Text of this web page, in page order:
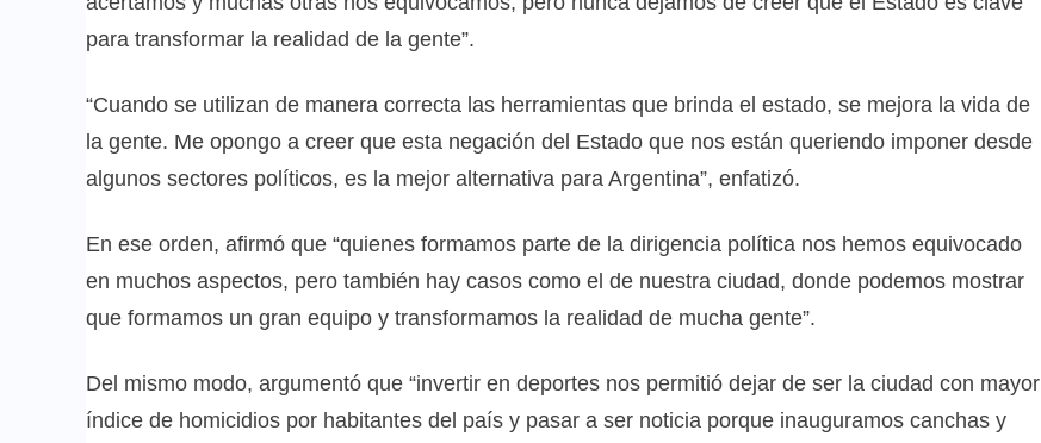
para transformar la realidad de la gente”.
“Cuando se utilizan de manera correcta las herramientas que brinda el estado, se mejora la vida de
la gente. Me opongo a creer que esta negación del Estado que nos están queriendo imponer desde
algunos sectores políticos, es la mejor alternativa para Argentina”, enfatizó.
En ese orden, afirmó que “quienes formamos parte de la dirigencia política nos hemos equivocado
en muchos aspectos, pero también hay casos como el de nuestra ciudad, donde podemos mostrar
que formamos un gran equipo y transformamos la realidad de mucha gente”.
Del mismo modo, argumentó que “invertir en deportes nos permitió dejar de ser la ciudad con mayor
índice de homicidios por habitantes del país y pasar a ser noticia porque inauguramos canchas y